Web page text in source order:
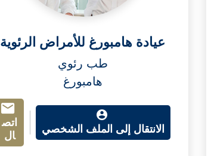
عيادة هامبورغ للأمراض الرئوية
طب رئوي
هامبورغ
الانتقال إلى الملف الشخصي
اتص
ال